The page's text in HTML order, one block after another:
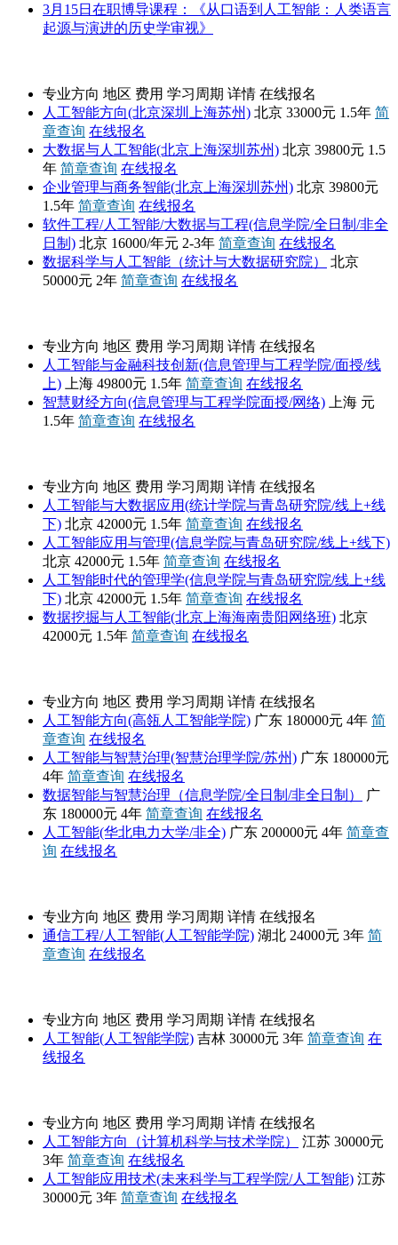
3月15日在职博导课程：《从口语到人工智能：人类语言
起源与演进的历史学审视》
专业方向 地区 费用 学习周期 详情 在线报名
人工智能方向(北京深圳上海苏州) 北京 33000元 1.5年 简
章查询 在线报名
大数据与人工智能(北京上海深圳苏州) 北京 39800元 1.5
年 简章查询 在线报名
企业管理与商务智能(北京上海深圳苏州) 北京 39800元
1.5年 简章查询 在线报名
软件工程/人工智能/大数据与工程(信息学院/全日制/非全
日制) 北京 16000/年元 2-3年 简章查询 在线报名
数据科学与人工智能（统计与大数据研究院）
北京
50000元 2年 简章查询 在线报名
专业方向 地区 费用 学习周期 详情 在线报名
人工智能与金融科技创新(信息管理与工程学院/面授/线
上)
上海 49800元 1.5年 简章查询 在线报名
智慧财经方向(信息管理与工程学院面授/网络)
上海 元
1.5年 简章查询 在线报名
专业方向 地区 费用 学习周期 详情 在线报名
人工智能与大数据应用(统计学院与青岛研究院/线上+线
下) 北京 42000元 1.5年 简章查询 在线报名
人工智能应用与管理(信息学院与青岛研究院/线上+线下)
北京 42000元 1.5年 简章查询 在线报名
人工智能时代的管理学(信息学院与青岛研究院/线上+线
下) 北京 42000元 1.5年 简章查询 在线报名
数据挖掘与人工智能(北京上海海南贵阳网络班) 北京
42000元 1.5年 简章查询 在线报名
专业方向 地区 费用 学习周期 详情 在线报名
人工智能方向(高瓴人工智能学院) 广东 180000元 4年 简
章查询 在线报名
人工智能与智慧治理(智慧治理学院/苏州) 广东 180000元
4年 简章查询 在线报名
数据智能与智慧治理（信息学院/全日制/非全日制）
广
东 180000元 4年 简章查询 在线报名
人工智能(华北电力大学/非全) 广东 200000元 4年 简章查
询 在线报名
专业方向 地区 费用 学习周期 详情 在线报名
通信工程/人工智能(人工智能学院) 湖北 24000元 3年 简
章查询 在线报名
专业方向 地区 费用 学习周期 详情 在线报名
人工智能(人工智能学院) 吉林 30000元 3年 简章查询 在
线报名
专业方向 地区 费用 学习周期 详情 在线报名
人工智能方向（计算机科学与技术学院）
江苏 30000元
3年 简章查询 在线报名
人工智能应用技术(未来科学与工程学院/人工智能) 江苏
30000元 3年 简章查询 在线报名